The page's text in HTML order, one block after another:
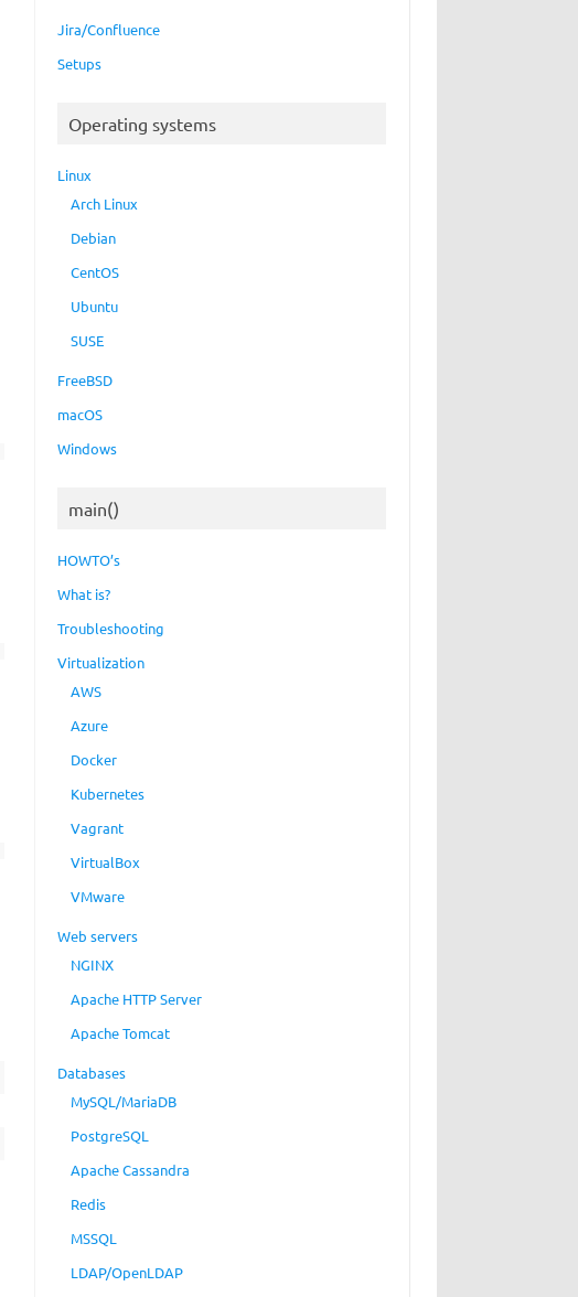
Jira/Confluence
Setups
Operating systems
Linux
Arch Linux
Debian
CentOS
Ubuntu
SUSE
FreeBSD
macOS
Windows
main()
HOWTO’s
What is?
Troubleshooting
Virtualization
AWS
Azure
Docker
Kubernetes
Vagrant
VirtualBox
VMware
Web servers
NGINX
Apache HTTP Server
Apache Tomcat
Databases
MySQL/MariaDB
PostgreSQL
Apache Cassandra
Redis
MSSQL
LDAP/OpenLDAP